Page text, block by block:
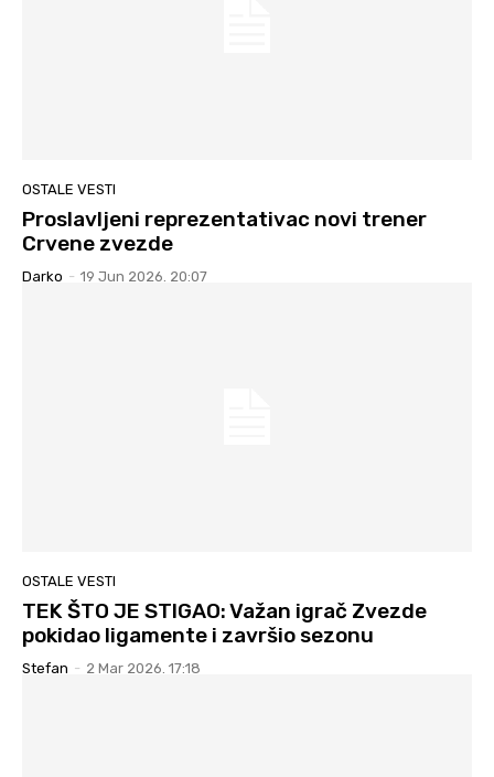
OSTALE VESTI
Proslavljeni reprezentativac novi trener
Crvene zvezde
Darko - 19 Jun 2026. 20:07
OSTALE VESTI
TEK ŠTO JE STIGAO: Važan igrač Zvezde
pokidao ligamente i završio sezonu
Stefan - 2 Mar 2026. 17:18